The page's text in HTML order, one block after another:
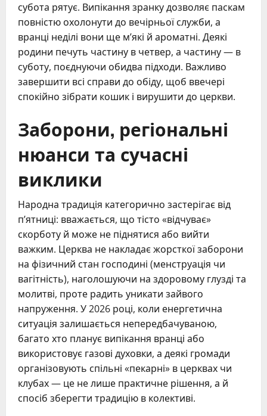
субота рятує. Випікання зранку дозволяє паскам
повністю охолонути до вечірньої служби, а
вранці неділі вони ще м’які й ароматні. Деякі
родини печуть частину в четвер, а частину — в
суботу, поєднуючи обидва підходи. Важливо
завершити всі справи до обіду, щоб ввечері
спокійно зібрати кошик і вирушити до церкви.
Заборони, регіональні
нюанси та сучасні
виклики
Народна традиція категорично застерігає від
п’ятниці: вважається, що тісто «відчуває»
скорботу й може не піднятися або вийти
важким. Церква не накладає жорсткої заборони
на фізичний стан господині (менструація чи
вагітність), наголошуючи на здоровому глузді та
молитві, проте радить уникати зайвого
напруження. У 2026 році, коли енергетична
ситуація залишається непередбачуваною,
багато хто планує випікання вранці або
використовує газові духовки, а деякі громади
організовують спільні «пекарні» в церквах чи
клубах — це не лише практичне рішення, а й
спосіб зберегти традицію в колективі.